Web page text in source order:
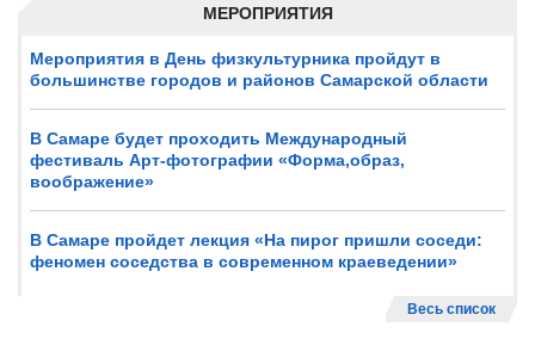
МЕРОПРИЯТИЯ
Мероприятия в День физкультурника пройдут в
большинстве городов и районов Самарской области
В Самаре будет проходить Международный
фестиваль Арт-фотографии «Форма,образ,
воображение»
В Самаре пройдет лекция «На пирог пришли соседи:
феномен соседства в современном краеведении»
Весь список